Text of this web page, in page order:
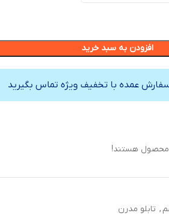
افزودن به سبد خرید
عمده با تخفیف ویژه تماس بگیرید
محصول هستند!
, تابلو مدرن